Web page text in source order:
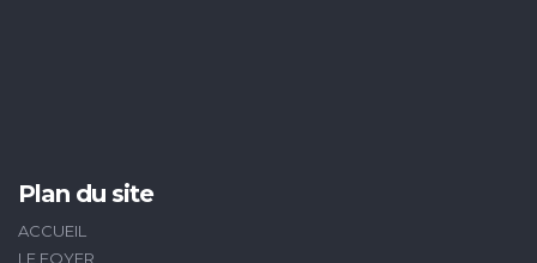
Plan du site
ACCUEIL
LE FOYER